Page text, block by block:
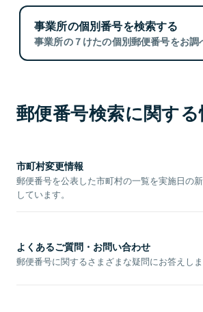
事業所の個別番号を検索する
事業所の７けたの個別郵便番号をお調
郵便番号検索に関す
市町村変更情報
郵便番号を公表した市町村の一覧を実施日の
しています。
よくあるご質問・お問い合わせ
郵便番号に関するさまざまな疑問にお答えしま